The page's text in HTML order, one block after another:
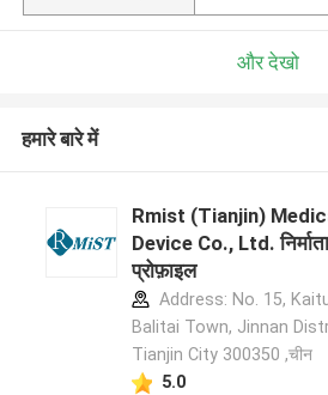
और देखो
हमारे बारे में
Rmist (Tianjin)
Device Co., Ltd. निर्माता
प्रोफ़ाइल
Address: No. 15,
Balitai Town, Jinnan
Tianjin City 300350 ,चीन
5.0